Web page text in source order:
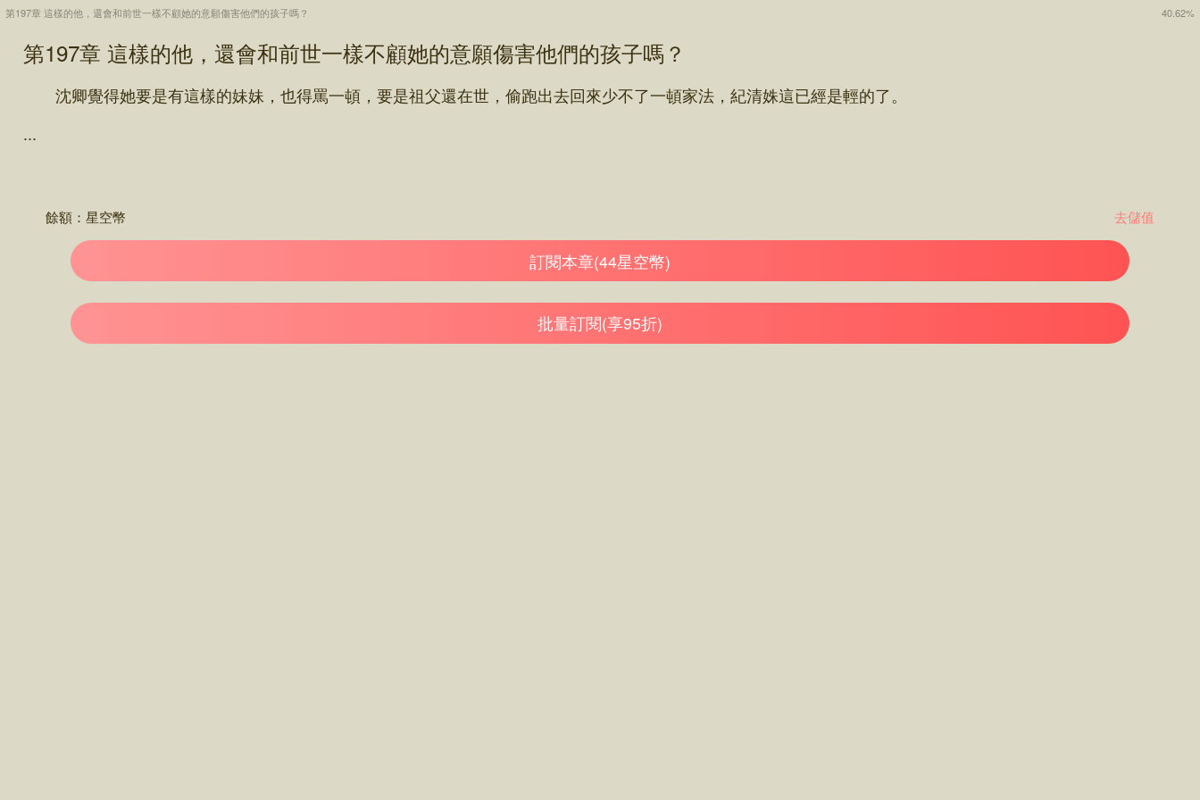
第197章 這樣的他，還會和前世一樣不顧她的意願傷害他們的孩子嗎？ 40.62%
第197章 這樣的他，還會和前世一樣不顧她的意願傷害他們的孩子嗎？
沈卿覺得她要是有這樣的妹妹，也得罵一頓，要是祖父還在世，偷跑出去回來少不了一頓家法，紀清姝這已經是輕的了。
...
餘額： 星空幣 去儲值
訂閱本章(44星空幣)
批量訂閱(享95折)